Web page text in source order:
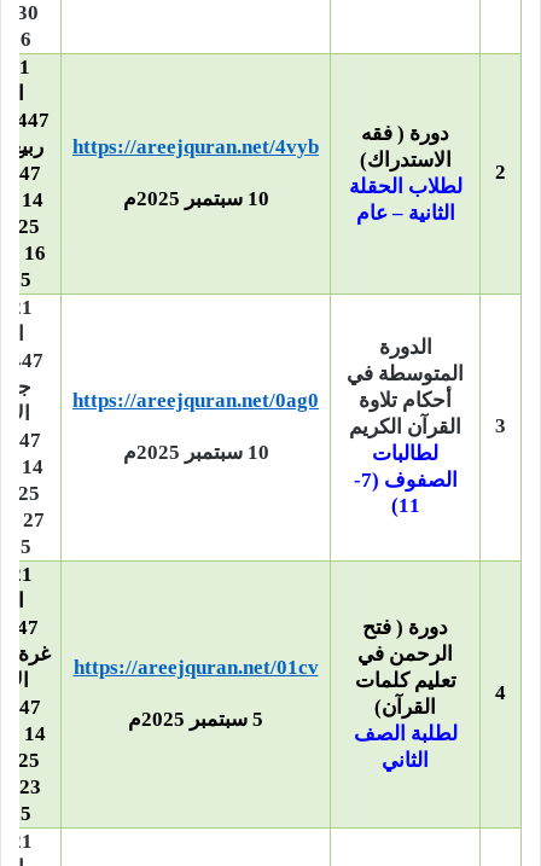
2
دورة ( فقه
الاستدراك)
لطلاب الحقلة
الثانية – عام
https://areejquran.net/4vyb
10 سبتمبر 2025م
ربيع
1447هـ
2025م
3
الدورة
المتوسطة في
أحكام تلاوة
القرآن الكريم
لطالبات
الصفوف (7-
11)
https://areejquran.net/0ag0
10 سبتمبر 2025م
1447هـ
2025م
4
دورة ( فتح
الرحمن في
تعليم كلمات
القرآن)
لطلبة الصف
الثاني
https://areejquran.net/01cv
5 سبتمبر 2025م
غرة
1447هـ
2025م